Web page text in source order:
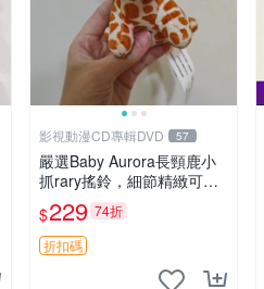
影視動漫CD專輯DVD 57
嚴選Baby Aurora長頸鹿小
抓rary搖鈴，細節精緻可聆
聽清脆鈴音 軟萌可愛 定制
紀念 金屬搖鈴 新手媽咪推
薦 長頸鹿 抓rary 搖鈴
$229 74折
折扣碼